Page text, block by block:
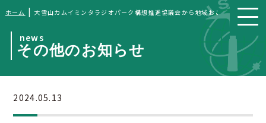
ホーム | 大雪山カムイミンタラジオパーク構想推進協議会から地域おこし協力隊募集
news
その他のお知らせ
2024.05.13